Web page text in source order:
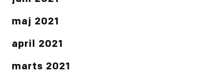
maj 2021
april 2021
marts 2021